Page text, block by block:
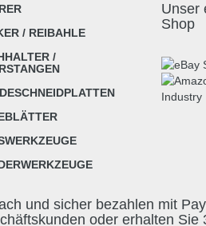
/ REIBAHLE
/
Unser
Shop
und sicher bezahlen mit
oder erhalten